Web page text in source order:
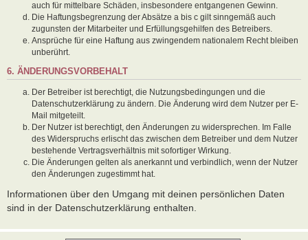
auch für mittelbare Schäden, insbesondere entgangenen Gewinn.
Die Haftungsbegrenzung der Absätze a bis c gilt sinngemäß auch
zugunsten der Mitarbeiter und Erfüllungsgehilfen des Betreibers.
Ansprüche für eine Haftung aus zwingendem nationalem Recht bleiben
unberührt.
6. ÄNDERUNGSVORBEHALT
Der Betreiber ist berechtigt, die Nutzungsbedingungen und die
Datenschutzerklärung zu ändern. Die Änderung wird dem Nutzer per E-
Mail mitgeteilt.
Der Nutzer ist berechtigt, den Änderungen zu widersprechen. Im Falle
des Widerspruchs erlischt das zwischen dem Betreiber und dem Nutzer
bestehende Vertragsverhältnis mit sofortiger Wirkung.
Die Änderungen gelten als anerkannt und verbindlich, wenn der Nutzer
den Änderungen zugestimmt hat.
Informationen über den Umgang mit deinen persönlichen Daten
sind in der Datenschutzerklärung enthalten.